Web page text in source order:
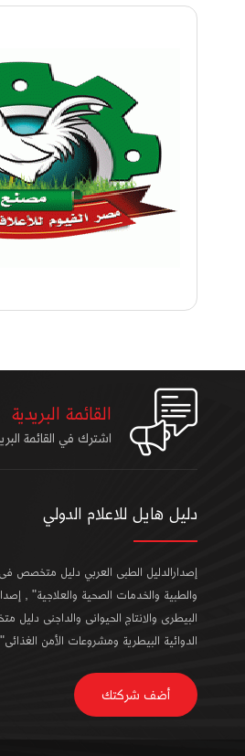
القائمة البريدية
اشترك في القائمة
دليل هايل للاعلام الدولي
إصدارالدليل الطبى العربي دليل متخصص فى
والطبية والخدمات الصحية والعلاجية" ,
البيطرى والانتاج الحيوانى والداجنى
الدوائية البيطرية ومشروعات الأمن الغذائى"
أضف شركتك